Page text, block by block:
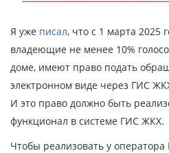
Я уже писал, что с 1 марта 2025
владеющие не менее 10%
доме, имеют право подать
электронном виде через ГИС
И это право должно быть
функционал в системе ГИС ЖКХ.
Чтобы реализовать у